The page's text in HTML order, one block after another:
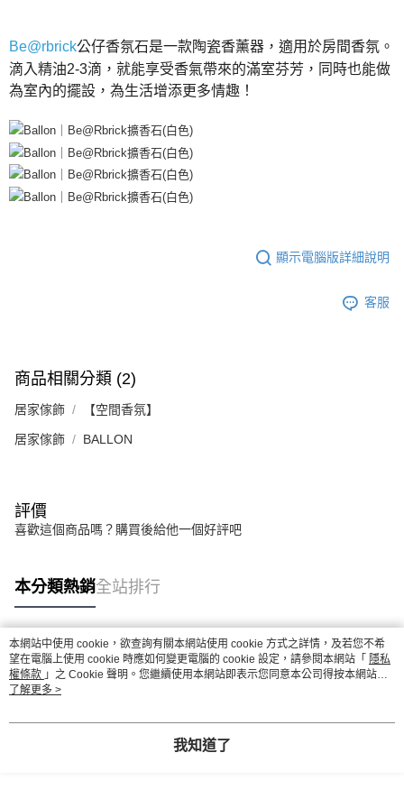
Be@rbrick公仔香氛石是一款陶瓷香薰器，適用於房間香氛。
滴入精油2-3滴，就能享受香氣帶來的滿室芬芳，同時也能做
為室內的擺設，為生活增添更多情趣！
顯示電腦版詳細說明
客服
商品相關分類 (2)
居家傢飾 【空間香氛】
居家傢飾 BALLON
評價
喜歡這個商品嗎？購買後給他一個好評吧
本分類熱銷全站排行
熱門標籤
本網站中使用 cookie，欲查詢有關本網站使用 cookie 方式之詳情，及若您不希
望在電腦上使用 cookie 時應如何變更電腦的 cookie 設定，請參閱本網站「 隱私
權條款 」之 Cookie 聲明。您繼續使用本網站即表示您同意本公司得按本網站使
用條款之 Cookie 聲明使用 cookie。
了解更多 >
我知道了